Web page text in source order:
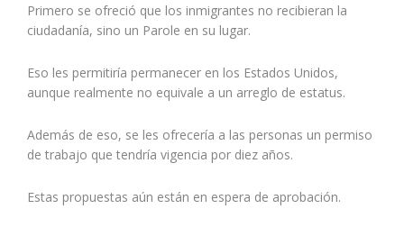
Primero se ofreció que los inmigrantes no recibieran la
ciudadanía, sino un Parole en su lugar.
Eso les permitiría permanecer en los Estados Unidos,
aunque realmente no equivale a un arreglo de estatus.
Además de eso, se les ofrecería a las personas un permiso
de trabajo que tendría vigencia por diez años.
Estas propuestas aún están en espera de aprobación.